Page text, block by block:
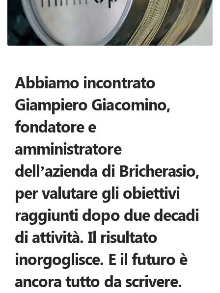
Abbiamo incontrato
Giampiero Giacomino,
fondatore e
amministratore
dell’azienda di Bricherasio,
per valutare gli obiettivi
raggiunti dopo due decadi
di attività. Il risultato
inorgoglisce. E il futuro è
ancora tutto da scrivere.